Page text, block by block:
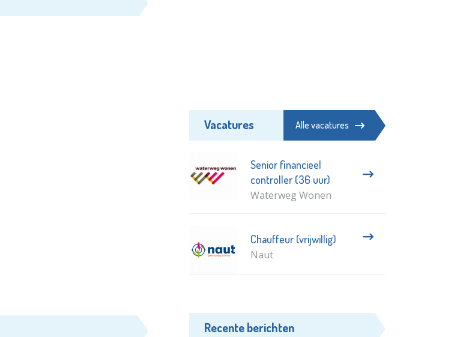
Vacatures Alle vacatures
Senior financieel
controller (36 uur)
Waterweg Wonen
Chauffeur (vrijwillig)
Naut
Recente berichten